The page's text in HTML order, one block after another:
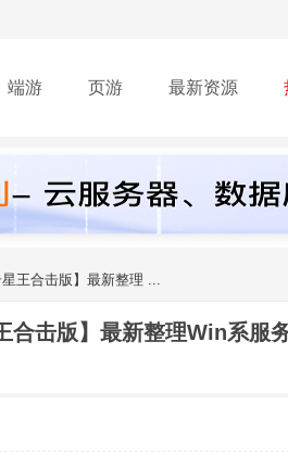
端游 页游 最新资源
王合击版】最新整理 ...
合击版】最新整理Win系服